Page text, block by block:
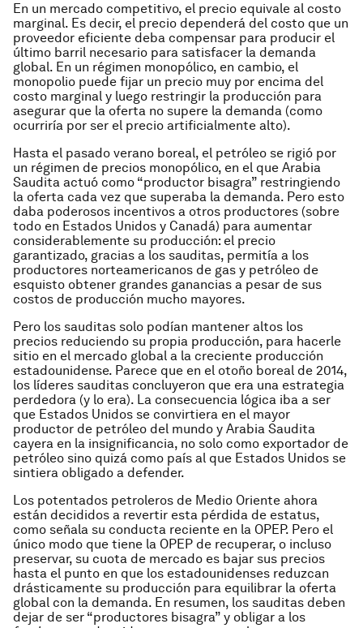
En un mercado competitivo, el precio equivale al costo
marginal. Es decir, el precio dependerá del costo que un
proveedor eficiente deba compensar para producir el
último barril necesario para satisfacer la demanda
global. En un régimen monopólico, en cambio, el
monopolio puede fijar un precio muy por encima del
costo marginal y luego restringir la producción para
asegurar que la oferta no supere la demanda (como
ocurriría por ser el precio artificialmente alto).
Hasta el pasado verano boreal, el petróleo se rigió por
un régimen de precios monopólico, en el que Arabia
Saudita actuó como “productor bisagra” restringiendo
la oferta cada vez que superaba la demanda. Pero esto
daba poderosos incentivos a otros productores (sobre
todo en Estados Unidos y Canadá) para aumentar
considerablemente su producción: el precio
garantizado, gracias a los sauditas, permitía a los
productores norteamericanos de gas y petróleo de
esquisto obtener grandes ganancias a pesar de sus
costos de producción mucho mayores.
Pero los sauditas solo podían mantener altos los
precios reduciendo su propia producción, para hacerle
sitio en el mercado global a la creciente producción
estadounidense. Parece que en el otoño boreal de 2014,
los líderes sauditas concluyeron que era una estrategia
perdedora (y lo era). La consecuencia lógica iba a ser
que Estados Unidos se convirtiera en el mayor
productor de petróleo del mundo y Arabia Saudita
cayera en la insignificancia, no solo como exportador de
petróleo sino quizá como país al que Estados Unidos se
sintiera obligado a defender.
Los potentados petroleros de Medio Oriente ahora
están decididos a revertir esta pérdida de estatus,
como señala su conducta reciente en la OPEP. Pero el
único modo que tiene la OPEP de recuperar, o incluso
preservar, su cuota de mercado es bajar sus precios
hasta el punto en que los estadounidenses reduzcan
drásticamente su producción para equilibrar la oferta
global con la demanda. En resumen, los sauditas deben
dejar de ser “productores bisagra” y obligar a los